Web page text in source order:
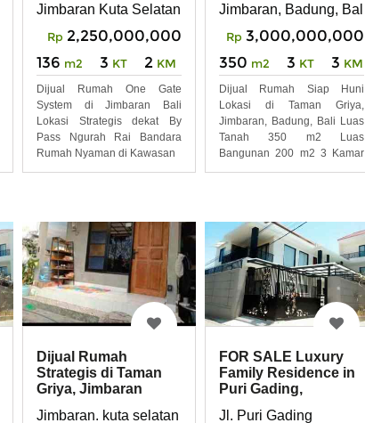
Jimbaran Kuta Selatan Badung Bali
Rp 2,250,000,000
136 m2 3 KT 2 KM
Dijual Rumah One Gate
System di Jimbaran Bali
Lokasi Strategis dekat By
Pass Ngurah Rai Bandara
Rumah Nyaman di Kawasan
Jimbaran, Badung, Bali
Rp 3,000,000,000
350 m2 3 KT 3 KM
Dijual Rumah Siap Huni
Lokasi di Taman Griya,
Jimbaran, Badung, Bali Luas
Tanah 350 m2 Luas
Bangunan 200 m2 3 Kamar
Dijual Rumah
Strategis di Taman
Griya, Jimbaran
Jimbaran. kuta selatan . badung
FOR SALE Luxury
Family Residence in
Puri Gading,
Jl. Puri Gading